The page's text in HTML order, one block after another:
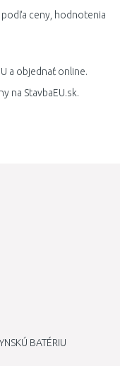
ceny, hodnotenia
a objednať online.
na StavbaEU.sk.
BATÉRIU